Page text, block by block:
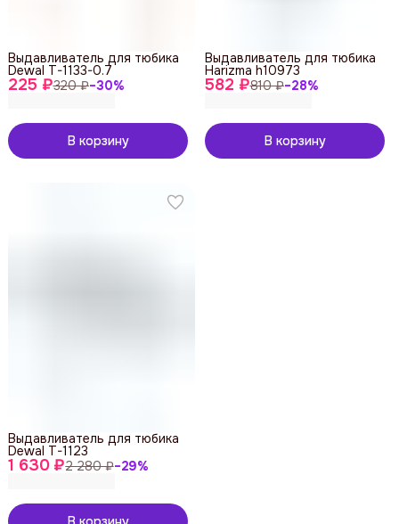
225 ₽320 ₽−30%
Выдавливатель для тюбика
Dewal T-1133-0.7
В корзину
582 ₽810 ₽−28%
Выдавливатель для тюбика
Harizma h10973
В корзину
1 630 ₽2 280 ₽−29%
Выдавливатель для тюбика
Dewal T-1123